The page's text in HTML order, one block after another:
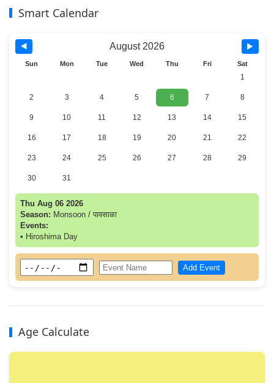
Smart Calendar
◀ August 2026 ▶
Sun Mon Tue Wed Thu Fri Sat
1
2 3 4 5 6 7 8
9 10 11 12 13 14 15
16 17 18 19 20 21 22
23 24 25 26 27 28 29
30 31
Thu Aug 06 2026
Season: Monsoon / पावसाळा
Events:
• Hiroshima Day
Add Event
Age Calculate